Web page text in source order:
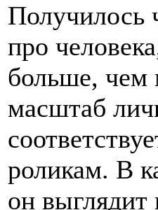
Получилось
про
больше, чем
масштаб
роликам. В
он выглядит